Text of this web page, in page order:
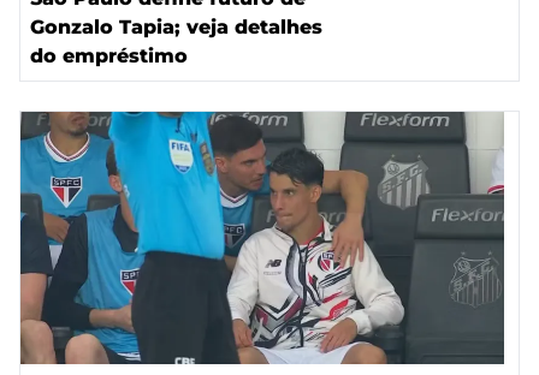
Gonzalo Tapia; veja detalhes
do empréstimo